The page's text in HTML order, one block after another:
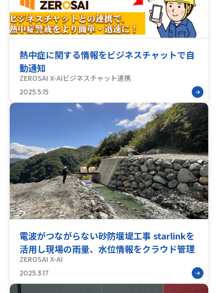
熱中症に関する情報をビジネスチャットで自
動通知
ZEROSAI X-AIビジネスチャット連携
2025.5.15
電波がつながらない砂防堰堤工事 starlinkを
活用し現場の雨量、水位情報をクラウド管理
ZEROSAI X-AI
2025.3.17